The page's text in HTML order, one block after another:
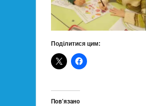
Поділитися цим:
Пов’язано